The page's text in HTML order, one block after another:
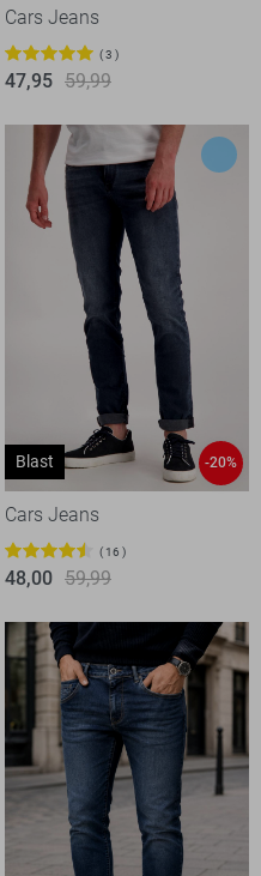
Cars Jeans
3
47,95 59,99
Blast -20%
Cars Jeans
16
48,00 59,99